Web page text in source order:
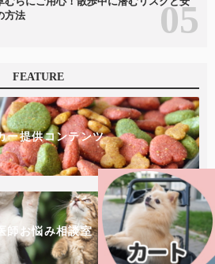
方法
FEATURE
ー提供コンテンツ
師お悩み相談室